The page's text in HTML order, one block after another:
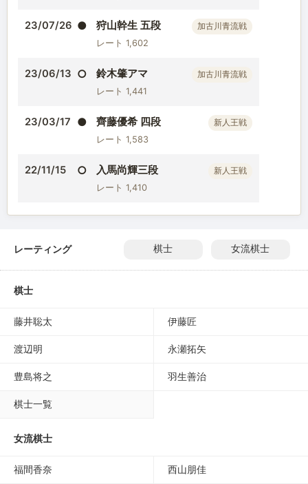
23/07/26 ● 狩山幹生 五段
レート 1,602
加古川青流戦
23/06/13 ○ 鈴木肇アマ
レート 1,441
加古川青流戦
23/03/17 ● 齊藤優希 四段
レート 1,583
新人王戦
22/11/15 ○ 入馬尚輝三段
レート 1,410
新人王戦
レーティング 棋士 女流棋士
棋士
藤井聡太 伊藤匠
渡辺明 永瀬拓矢
豊島将之 羽生善治
棋士一覧
女流棋士
福間香奈 西山朋佳